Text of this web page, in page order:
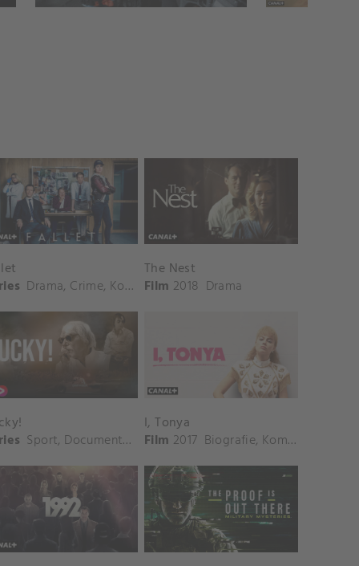
Drama, Crime, Komedie
The Nest
Film 2018 Drama
Sport, Documentaire
I, Tonya
Film 2017 Biografie, Komedie